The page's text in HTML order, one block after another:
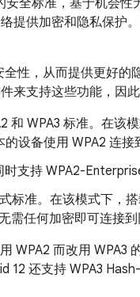
全标准，基于机会性
提供加密和隐私保护
性，从而提供更好的
支持这些功能，因
和 WPA3 标准。在该
设备使用 WPA2 连接
时支持 WPA2-
标准。在该模式下，
需任何加密即可连接到
WPA2 而改用 WPA3
12 还支持 WPA3